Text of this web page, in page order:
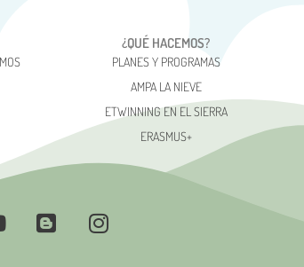
¿QUÉ HACEMOS?
PLANES Y PROGRAMAS
AMPA LA NIEVE
ETWINNING EN EL SIERRA
ERASMUS+